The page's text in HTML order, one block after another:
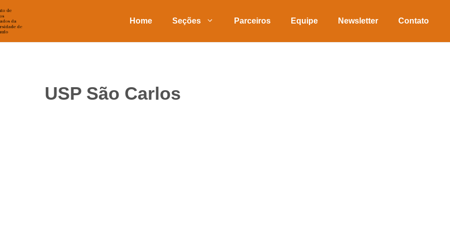
Home Seções Parceiros Equipe Newsletter Contato
USP São Carlos